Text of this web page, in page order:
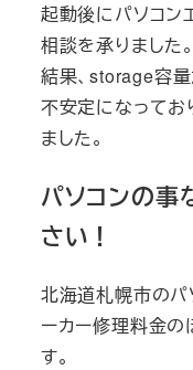
起動後にパソコン
相談を承りました。
結果、storage容
不安定になってお
ました。
パソコンの事
さい！
北海道札幌市のパ
ーカー修理料金
す。